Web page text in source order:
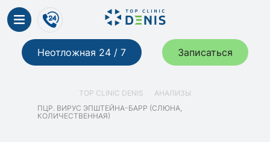
Неотложная 24 / 7 Записаться
TOP CLINIC DENIS
АНАЛИЗЫ
ПЦР. ВИРУС ЭПШТЕЙНА-БАРР (СЛЮНА,
КОЛИЧЕСТВЕННАЯ)